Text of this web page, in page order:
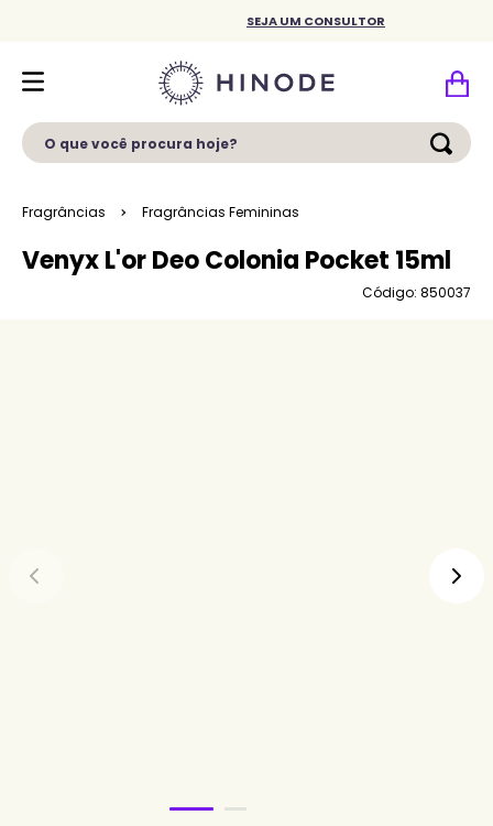
SEJA UM CONSULTOR
O que você procura hoje?
Fragrâncias Fragrâncias Femininas
Venyx L'or Deo Colonia Pocket 15ml
Código: 850037